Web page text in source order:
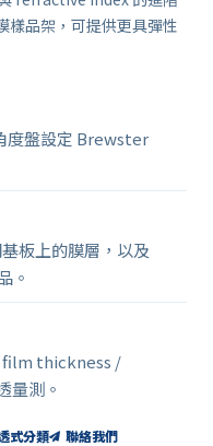
樣品架，可提供更具彈性
度盤設定 Brewster
板上的膜層，以及
。
film thickness /
量測。
式分類 聯絡我們